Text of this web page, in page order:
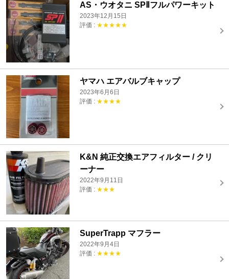
AS・ウオタニ SPⅡフルパワーキット
2023年12月15日
評価 : ★★★★★
ヤマハ エアバルブキャップ
2023年6月6日
評価 : ★★★★
K&N 純正交換エアフィルター / クリ
ーナー
2022年9月11日
評価 : ★★★
SuperTrapp マフラー
2022年9月4日
評価 : ★★★★